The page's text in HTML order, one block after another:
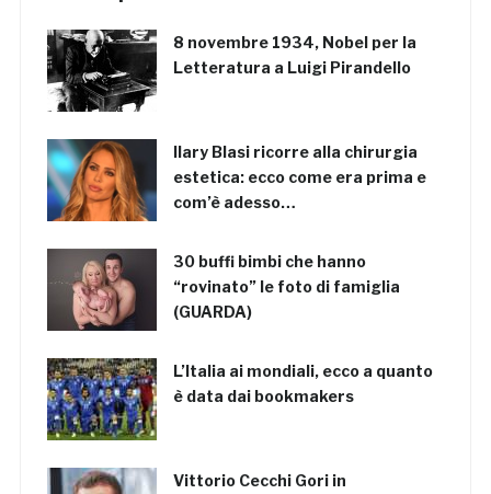
8 novembre 1934, Nobel per la
Letteratura a Luigi Pirandello
Ilary Blasi ricorre alla chirurgia
estetica: ecco come era prima e
com’è adesso…
30 buffi bimbi che hanno
“rovinato” le foto di famiglia
(GUARDA)
L’Italia ai mondiali, ecco a quanto
è data dai bookmakers
Vittorio Cecchi Gori in